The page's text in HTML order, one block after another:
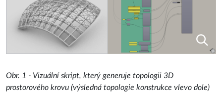
Obr. 1 - Vizuální skript, který generuje topologii 3D
prostorového krovu (výsledná topologie konstrukce vlevo dole)